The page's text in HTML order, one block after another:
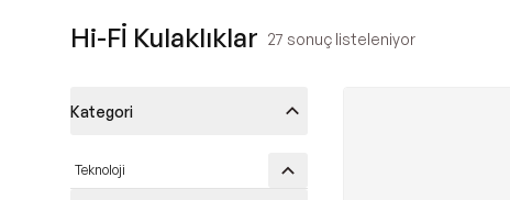
Hi-Fİ Kulaklıklar 27 sonuç listeleniyor
Kategori
Teknoloji